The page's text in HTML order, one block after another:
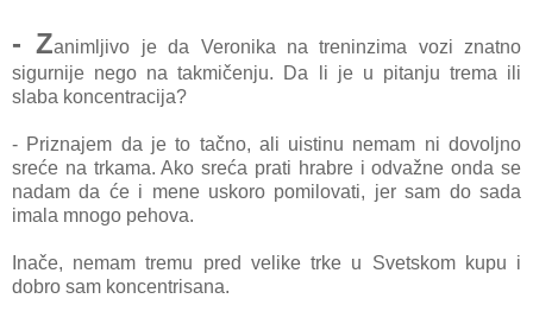
- Zanimljivo je da Veronika na treninzima vozi znatno
sigurnije nego na takmičenju. Da li je u pitanju trema ili
slaba koncentracija?
- Priznajem da je to tačno, ali uistinu nemam ni dovoljno
sreće na trkama. Ako sreća prati hrabre i odvažne onda se
nadam da će i mene uskoro pomilovati, jer sam do sada
imala mnogo pehova.
Inače, nemam tremu pred velike trke u Svetskom kupu i
dobro sam koncentrisana.